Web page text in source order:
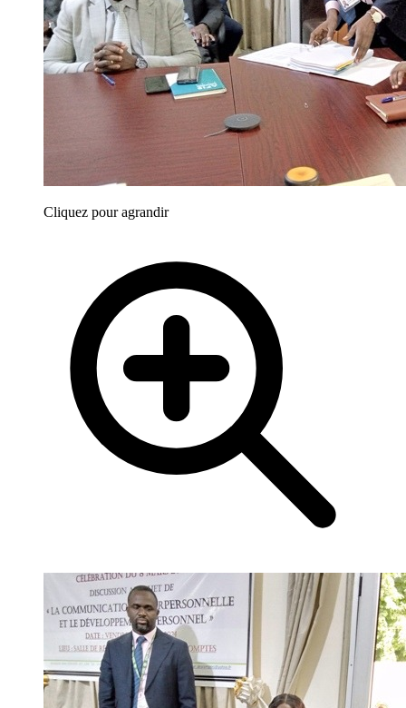
Cliquez pour agrandir